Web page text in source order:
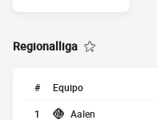
Regionalliga
# Equipo
1 Aalen